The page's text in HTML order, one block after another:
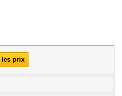
les prix